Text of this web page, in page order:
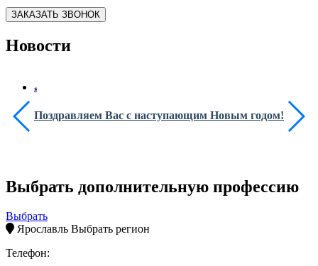
ЗАКАЗАТЬ ЗВОНОК
Новости
Поздравляем Вас с наступающим Новым годом!
Выбрать дополнительную профессию
Выбрать
Ярославль Выбрать регион
Телефон: